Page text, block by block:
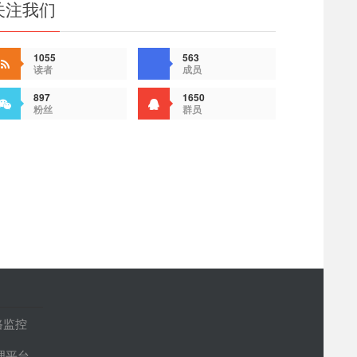
注我们
1055
读者
563
成员
897
粉丝
1650
群员
控